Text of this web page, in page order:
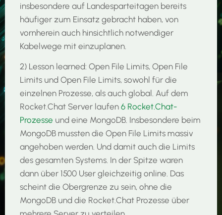
insbesondere auf Landesparteitagen bereits
häufiger zum Einsatz gebracht haben, von
vornherein auch hinsichtlich notwendiger
Kabelwege mit einzuplanen.
2) Lesson learned: Open File Limits, Open File
Limits und Open File Limits, sowohl für die
einzelnen Prozesse, als auch global. Auf dem
Rocket.Chat Server laufen 6 Rocket.Chat-
Prozesse und eine MongoDB. Insbesondere beim
MongoDB mussten die Open File Limits massiv
angehoben werden. Und damit auch die Limits
des gesamten Systems. In der Spitze waren
dann über 1500 User gleichzeitig online. Das
scheint die Obergrenze zu sein, ohne die
MongoDB und die Rocket.Chat Prozesse über